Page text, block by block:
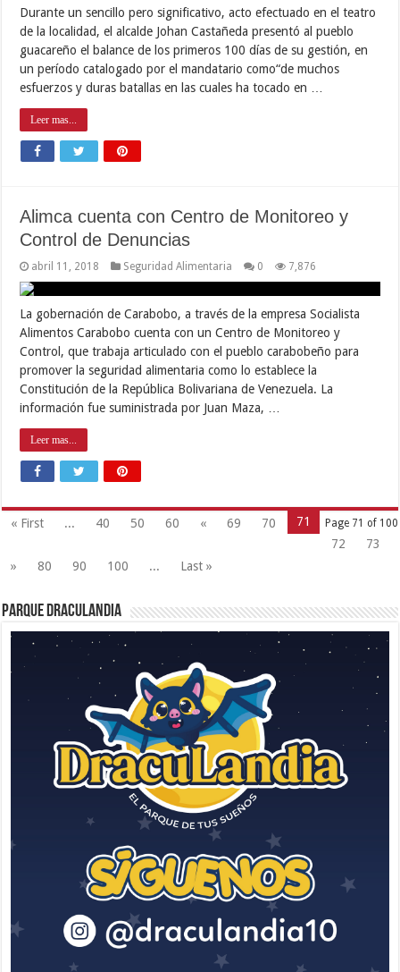
Durante un sencillo pero significativo, acto efectuado en el teatro
de la localidad, el alcalde Johan Castañeda presentó al pueblo
guacareño el balance de los primeros 100 días de su gestión, en
un período catalogado por el mandatario como“de muchos
esfuerzos y duras batallas en las cuales ha tocado en …
Leer mas...
Alimca cuenta con Centro de Monitoreo y
Control de Denuncias
abril 11, 2018 Seguridad Alimentaria 0 7,876
La gobernación de Carabobo, a través de la empresa Socialista
Alimentos Carabobo cuenta con un Centro de Monitoreo y
Control, que trabaja articulado con el pueblo carabobeño para
promover la seguridad alimentaria como lo establece la
Constitución de la República Bolivariana de Venezuela. La
información fue suministrada por Juan Maza, …
Leer mas...
Page 71 of 100
« First ... 40 50 60 « 69 70
71
72
73
»
80 90 100 ... Last »
Parque Draculandia